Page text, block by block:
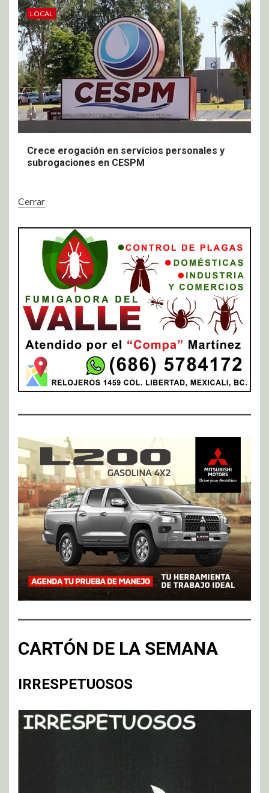
LOCAL
Crece erogación en servicios personales y
subrogaciones en CESPM
Cerrar
CARTÓN DE LA SEMANA
IRRESPETUOSOS